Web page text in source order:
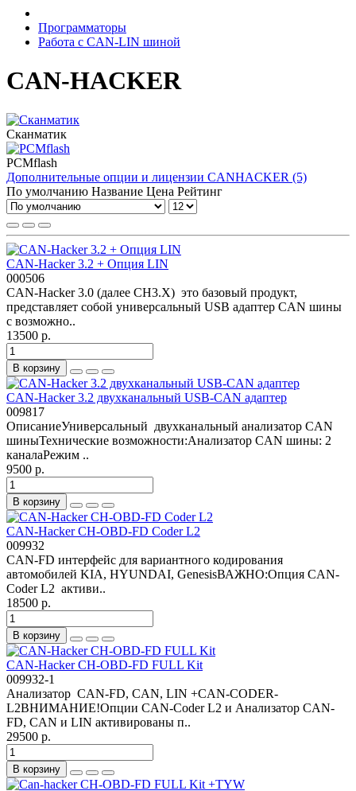
Программаторы
Работа с CAN-LIN шиной
CAN-HACKER
Сканматик
PCMflash
Дополнительные опции и лицензии CANHACKER (5)
По умолчанию Название Цена Рейтинг
CAN-Hacker 3.2 + Опция LIN
000506
CAN-Hacker 3.0 (далее CH3.X) это базовый продукт,
представляет собой универсальный USB адаптер CAN шины
с возможно..
13500 р.
В корзину
CAN-Hacker 3.2 двухканальный USB-CAN адаптер
009817
ОписаниеУниверсальный двухканальный анализатор CAN
шиныТехнические возможности:Анализатор CAN шины: 2
каналаРежим ..
9500 р.
В корзину
CAN-Hacker CH-OBD-FD Coder L2
009932
CAN-FD интерфейс для вариантного кодирования
автомобилей KIA, HYUNDAI, GenesisВАЖНО:Опция CAN-
Coder L2 активи..
18500 р.
В корзину
CAN-Hacker CH-OBD-FD FULL Kit
009932-1
Анализатор CAN-FD, CAN, LIN +CAN-CODER-
L2ВНИМАНИЕ!Опции CAN-Coder L2 и Анализатор CAN-
FD, CAN и LIN активированы п..
29500 р.
В корзину